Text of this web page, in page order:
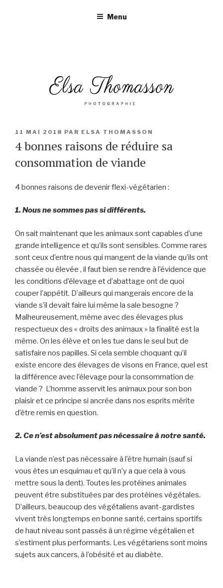
Menu
PUBLIÉ
11 MAI 2018 PAR ELSA THOMASSON
4 bonnes raisons de réduire sa
consommation de viande
4 bonnes raisons de devenir flexi-végétarien :
1. Nous ne sommes pas si différents.
On sait maintenant que les animaux sont capables d’une
grande intelligence et qu’ils sont sensibles. Comme rares
sont ceux d’entre nous qui mangent de la viande qu’ils ont
chassée ou élevée , il faut bien se rendre à l’évidence que
les conditions d’élevage et d’abattage ont de quoi
couper l’appétit. D’ailleurs qui mangerais encore de la
viande s’il devait faire lui même la sale besogne ?
Malheureusement, même avec des élevages plus
respectueux des « droits des animaux » la finalité est la
même. On les élève et on les tue dans le seul but de
satisfaire nos papilles. Si cela semble choquant qu’il
existe encore des élevages de visons en France, quel est
la différence avec l’élevage pour la consommation de
viande ? L’homme asservit les animaux pour son bon
plaisir et ce principe si ancrée dans nos esprits mérite
d’être remis en question.
2. Ce n’est absolument pas nécessaire à notre santé.
La viande n’est pas nécessaire à l’être humain (sauf si
vous êtes un esquimau et qu’il n’y a que cela à vous
mettre sous la dent). Toutes les protéines animales
peuvent être substituées par des protéines végétales.
D’ailleurs, beaucoup des végétaliens avant-gardistes
vivent très longtemps en bonne santé, certains sportifs
de haut niveau sont passés à un régime végétalien et
s’estiment plus performants. Les végétariens sont moins
sujets aux cancers, à l’obésité et au diabète.